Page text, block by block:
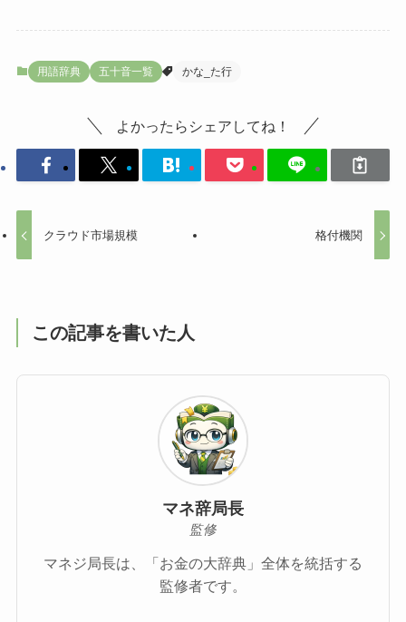
用語辞典 五十音一覧 かな_た行
よかったらシェアしてね！
クラウド市場規模 格付機関
この記事を書いた人
マネ辞局長
監修
マネジ局長は、「お金の大辞典」全体を統括する
監修者です。